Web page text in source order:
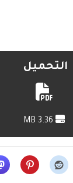
التحميل